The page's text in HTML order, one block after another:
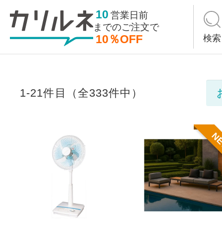
10 営業日前
までのご注文で
10％OFF 検索
1-21件目（全333件中）